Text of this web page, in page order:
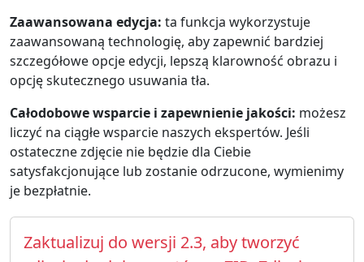
Zaawansowana edycja: ta funkcja wykorzystuje
zaawansowaną technologię, aby zapewnić bardziej
szczegółowe opcje edycji, lepszą klarowność obrazu i
opcję skutecznego usuwania tła.
Całodobowe wsparcie i zapewnienie jakości: możesz
liczyć na ciągłe wsparcie naszych ekspertów. Jeśli
ostateczne zdjęcie nie będzie dla Ciebie
satysfakcjonujące lub zostanie odrzucone, wymienimy
je bezpłatnie.
Zaktualizuj do wersji 2.3, aby tworzyć